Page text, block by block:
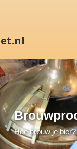
Hoe brouw je bier?